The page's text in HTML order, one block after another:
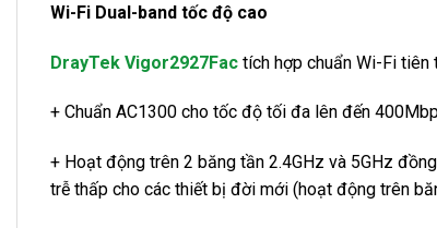
Wi-Fi Dual-band tốc độ cao
DrayTek Vigor2927Fac tích hợp chuẩn Wi-Fi tiên
+ Chuẩn AC1300 cho tốc độ tối đa lên đến
+ Hoạt động trên 2 băng tần 2.4GHz và 5GHz
trễ thấp cho các thiết bị đời mới (hoạt động trên